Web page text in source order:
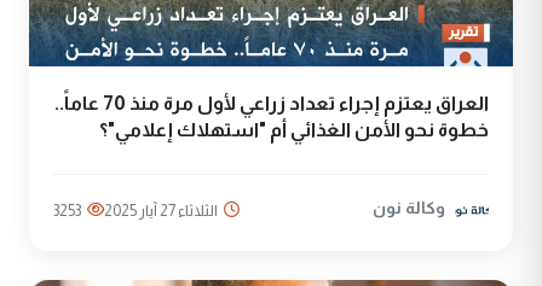
العراق يعتزم إجراء تعداد زراعي لأول مرة منذ 70 عاماً..
خطوة نحو الأمن الغذائي أم "استهلاك إعلامي"؟
وكالة نون الثلاثاء 27 آيار 2025 3253